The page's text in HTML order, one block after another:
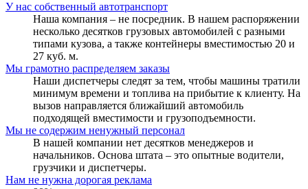
У нас собственный автотранспорт
Наша компания – не посредник. В нашем распоряжении
несколько десятков грузовых автомобилей с разными
типами кузова, а также контейнеры вместимостью 20 и
27 куб. м.
Мы грамотно распределяем заказы
Наши диспетчеры следят за тем, чтобы машины тратили
минимум времени и топлива на прибытие к клиенту. На
вызов направляется ближайший автомобиль
подходящей вместимости и грузоподъемности.
Мы не содержим ненужный персонал
В нашей компании нет десятков менеджеров и
начальников. Основа штата – это опытные водители,
грузчики и диспетчеры.
Нам не нужна дорогая реклама